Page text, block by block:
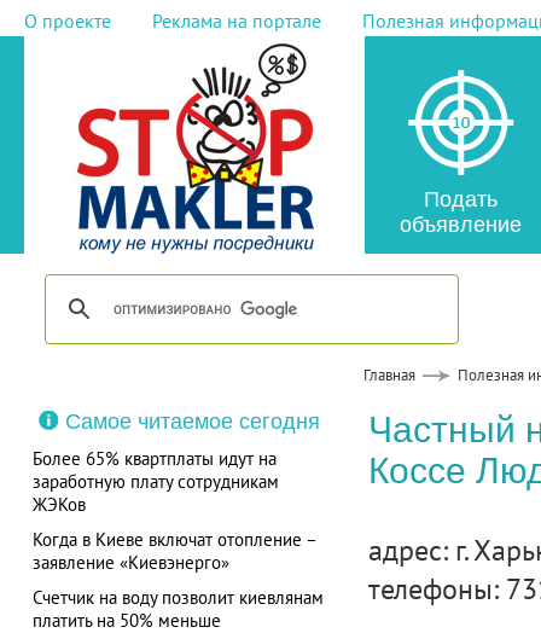
О проекте Реклама на портале Полезная
Подать
объявление
Главная Полезная
Самое читаемое сегодня
Более 65% квартплаты идут на
заработную плату сотрудникам
ЖЭКов
Когда в Киеве включат отопление –
заявление «Киевэнерго»
Счетчик на воду позволит киевлянам
платить на 50% меньше
Частный
Коссе
адрес: г.
телефоны: